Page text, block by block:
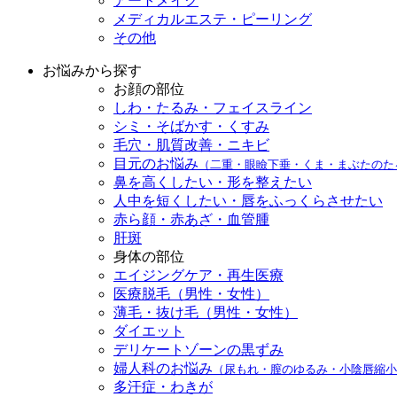
メディカルエステ・ピーリング
その他
お悩みから探す
お顔の部位
しわ・たるみ・フェイスライン
シミ・そばかす・くすみ
毛穴・肌質改善・ニキビ
目元のお悩み （二重・眼瞼下垂・くま・まぶたのた
鼻を高くしたい・形を整えたい
人中を短くしたい・唇をふっくらさせたい
赤ら顔・赤あざ・血管腫
肝斑
身体の部位
エイジングケア・再生医療
医療脱毛（男性・女性）
薄毛・抜け毛（男性・女性）
ダイエット
デリケートゾーンの黒ずみ
婦人科のお悩み （尿もれ・膣のゆるみ・小陰唇縮小
多汗症・わきが